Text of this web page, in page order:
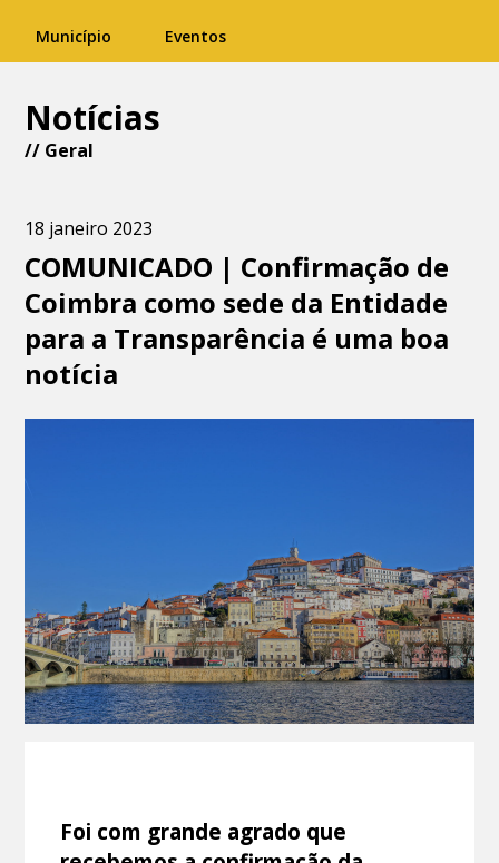
Município Eventos
Notícias
// Geral
18 janeiro 2023
COMUNICADO | Confirmação de
Coimbra como sede da Entidade
para a Transparência é uma boa
notícia
Foi com grande agrado que